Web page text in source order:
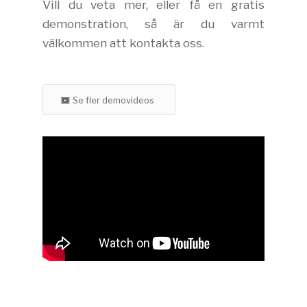
Vill du veta mer, eller få en gratis
demonstration, så är du varmt
välkommen att kontakta oss.
Se fler demovideos